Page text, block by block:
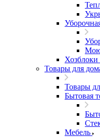
Товары для
Товары
Бытовая
Мебель